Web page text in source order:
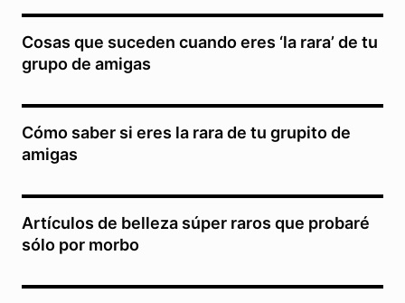
Cosas que suceden cuando eres ‘la rara’ de tu
grupo de amigas
Cómo saber si eres la rara de tu grupito de
amigas
Artículos de belleza súper raros que probaré
sólo por morbo